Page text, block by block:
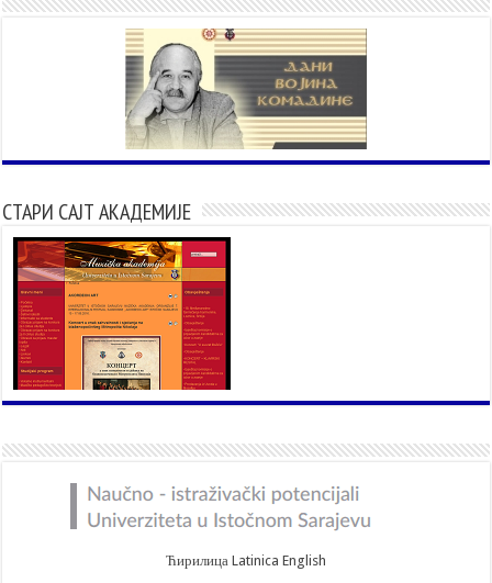
СТАРИ САЈТ АКАДЕМИЈЕ
Ћирилица Latinica English